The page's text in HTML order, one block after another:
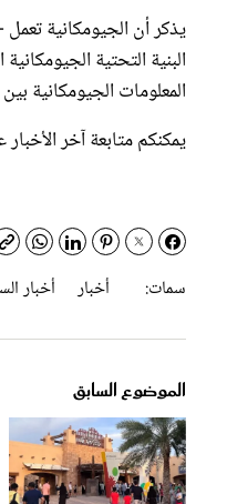
يذكر أن الجيومكانية
البنية التحتية
المعلومات الجيومكانية
يمكنكم متابعة آخر
سمات:
أخبار أخبار
الموضوع السابق